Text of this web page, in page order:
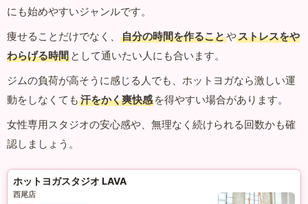
にも始めやすいジャンルです。
痩せることだけでなく、
自分の時間を作ることやストレスをや
わらげる時間 として通いたい人にも合います。
ジムの負荷が高そうに感じる人でも、ホットヨガなら激しい運
動をしなくても 汗をかく爽快感 を得やすい場合があります。
女性専用スタジオの安心感や、無理なく続けられる回数かも確
認しましょう。
ホットヨガスタジオ LAVA
西尾店